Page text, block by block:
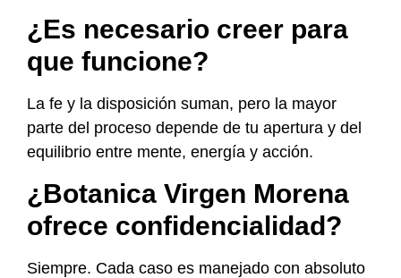
¿Es necesario creer para
que funcione?
La fe y la disposición suman, pero la mayor
parte del proceso depende de tu apertura y del
equilibrio entre mente, energía y acción.
¿Botanica Virgen Morena
ofrece confidencialidad?
Siempre. Cada caso es manejado con absoluto